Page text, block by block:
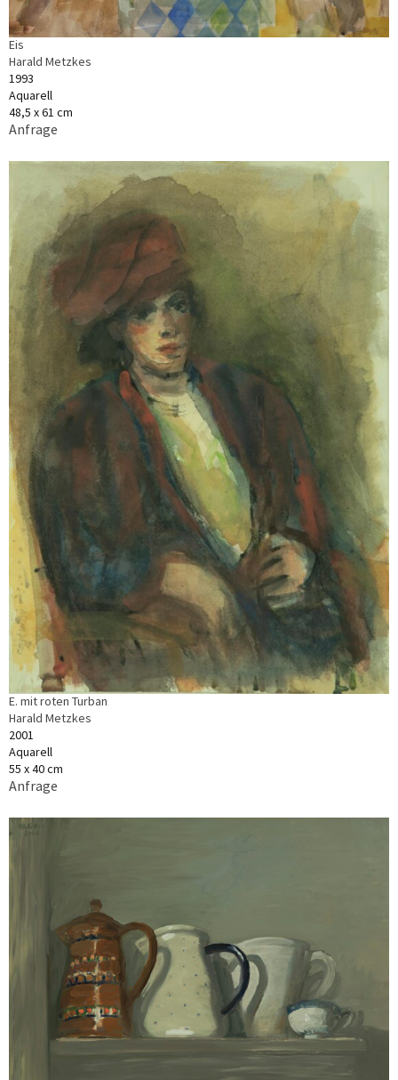
Eis
Harald Metzkes
1993
Aquarell
48,5 x 61 cm
Anfrage
E. mit roten Turban
Harald Metzkes
2001
Aquarell
55 x 40 cm
Anfrage